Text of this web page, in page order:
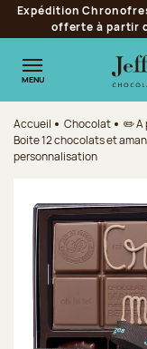
Aller à la navigation
Aller au contenu
Aller au pied de page
Expédition
offerte à partir
MENU
Accueil Chocolat
✏️ A
Boite 12 chocolats et
personnalisation